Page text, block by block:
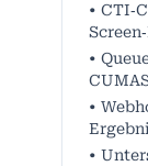
•
•
•
•